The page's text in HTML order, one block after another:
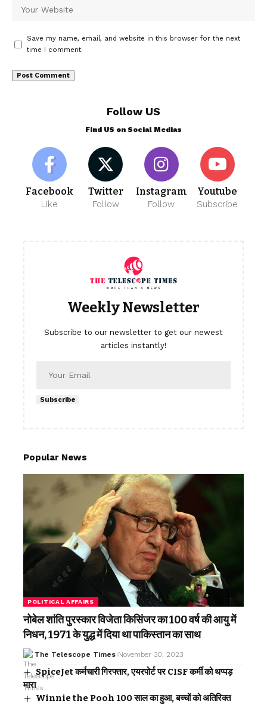
Save my name, email, and website in this browser for the next
time I comment.
Follow US
Find US on Social Medias
Facebook
Like
Twitter
Follow
Instagram
Follow
Youtube
Subscribe
Weekly Newsletter
Subscribe to our newsletter to get our newest
articles instantly!
Subscribe
Popular News
POLITICAL AFFAIRS
नोबेल शांति पुरस्कार विजेता किसिंजर का 100 वर्ष की आयु में
निधन, 1971 के युद्ध में दिया था पाकिस्तान का साथ
The Telescope Times November 30, 2023
SpiceJet कर्मचारी गिरफ्तार, एयरपोर्ट पर CISF कर्मी को थप्पड़
मारा
Winnie the Pooh 100 साल का हुआ, बच्चों को अतिरिक्त